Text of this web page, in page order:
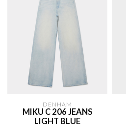
DENHAM
MIKU C 206 JEANS
LIGHT BLUE